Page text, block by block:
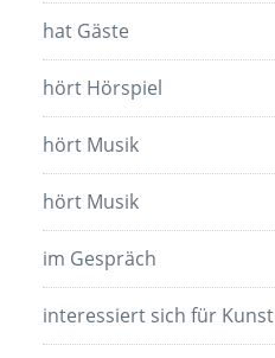
hat Gäste
hört Hörspiel
hört Musik
hört Musik
im Gespräch
interessiert sich für Kunst